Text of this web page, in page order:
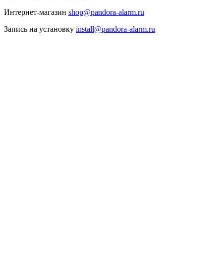
Интернет-магазин shop@pandora-alarm.ru
Запись на установку install@pandora-alarm.ru